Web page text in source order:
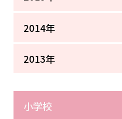
2014年
2013年
小学校